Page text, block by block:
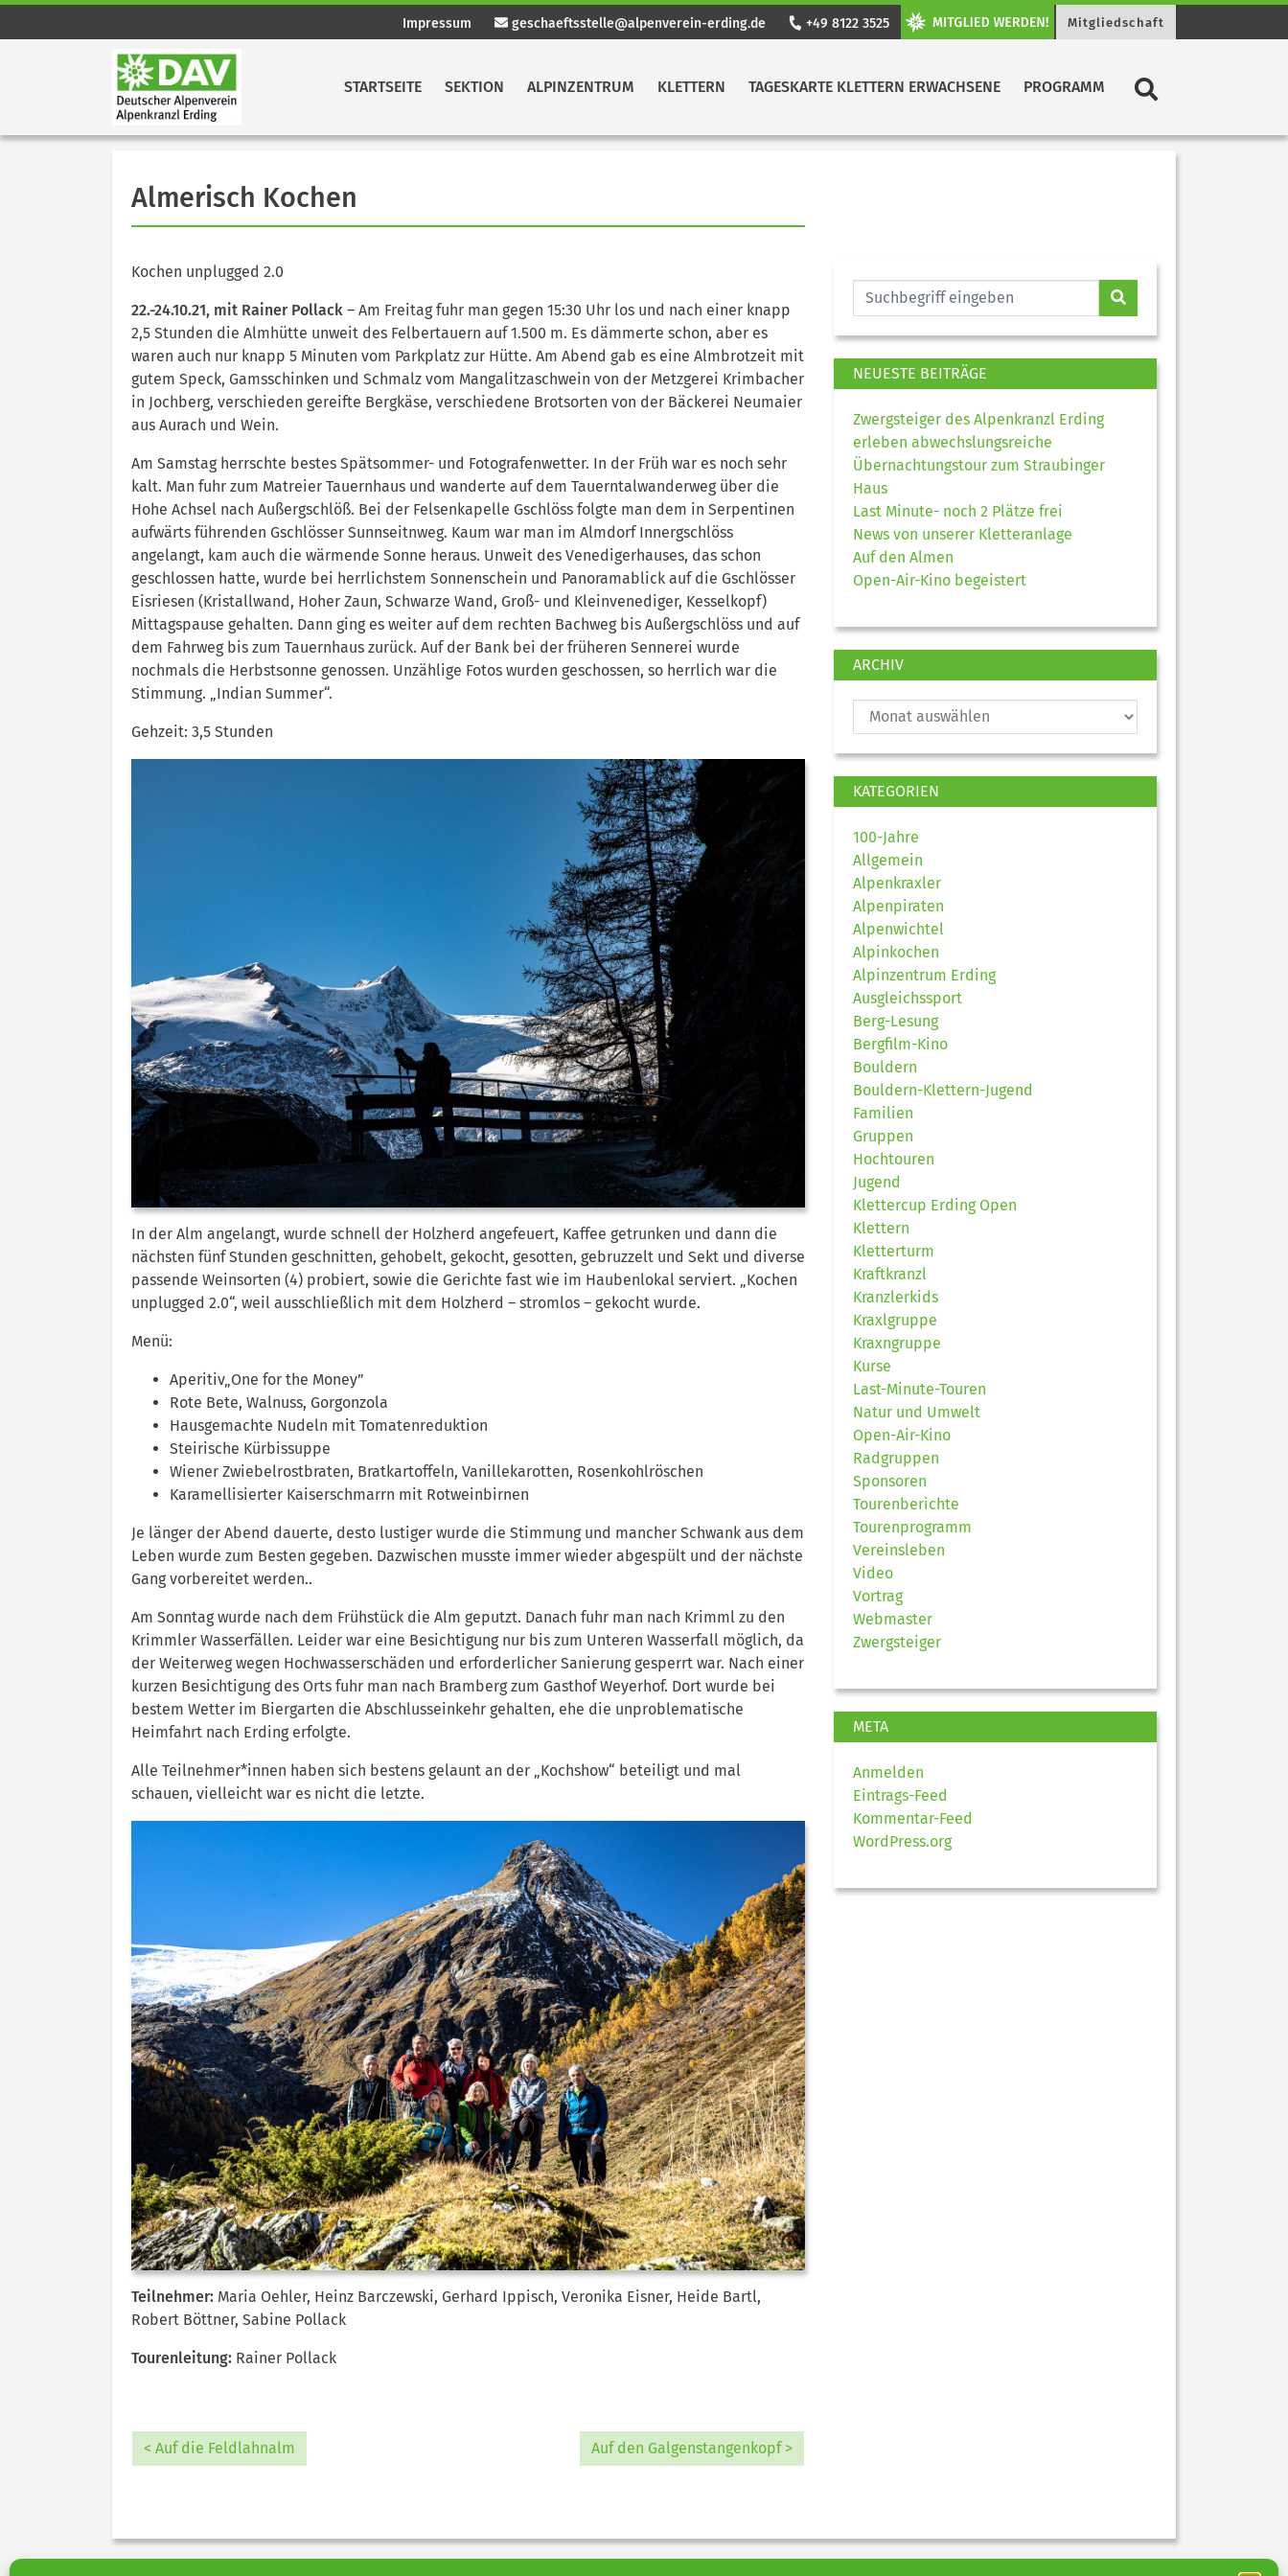
Impressum geschaeftsstelle@alpenverein-erding.de +49 8122 3525 Mitgliedschaft
STARTSEITE SEKTION ALPINZENTRUM KLETTERN TAGESKARTE KLETTERN ERWACHSENE PROGRAMM
Almerisch Kochen
Kochen unplugged 2.0
22.-24.10.21, mit Rainer Pollack – Am Freitag fuhr man gegen 15:30 Uhr los und nach einer knapp
2,5 Stunden die Almhütte unweit des Felbertauern auf 1.500 m. Es dämmerte schon, aber es
waren auch nur knapp 5 Minuten vom Parkplatz zur Hütte. Am Abend gab es eine Almbrotzeit mit
gutem Speck, Gamsschinken und Schmalz vom Mangalitzaschwein von der Metzgerei Krimbacher
in Jochberg, verschieden gereifte Bergkäse, verschiedene Brotsorten von der Bäckerei Neumaier
aus Aurach und Wein.
Am Samstag herrschte bestes Spätsommer- und Fotografenwetter. In der Früh war es noch sehr
kalt. Man fuhr zum Matreier Tauernhaus und wanderte auf dem Tauerntalwanderweg über die
Hohe Achsel nach Außergschlöß. Bei der Felsenkapelle Gschlöss folgte man dem in Serpentinen
aufwärts führenden Gschlösser Sunnseitnweg. Kaum war man im Almdorf Innergschlöss
angelangt, kam auch die wärmende Sonne heraus. Unweit des Venedigerhauses, das schon
geschlossen hatte, wurde bei herrlichstem Sonnenschein und Panoramablick auf die Gschlösser
Eisriesen (Kristallwand, Hoher Zaun, Schwarze Wand, Groß- und Kleinvenediger, Kesselkopf)
Mittagspause gehalten. Dann ging es weiter auf dem rechten Bachweg bis Außergschlöss und auf
dem Fahrweg bis zum Tauernhaus zurück. Auf der Bank bei der früheren Sennerei wurde
nochmals die Herbstsonne genossen. Unzählige Fotos wurden geschossen, so herrlich war die
Stimmung. „Indian Summer“.
Gehzeit: 3,5 Stunden
In der Alm angelangt, wurde schnell der Holzherd angefeuert, Kaffee getrunken und dann die
nächsten fünf Stunden geschnitten, gehobelt, gekocht, gesotten, gebruzzelt und Sekt und diverse
passende Weinsorten (4) probiert, sowie die Gerichte fast wie im Haubenlokal serviert. „Kochen
unplugged 2.0“, weil ausschließlich mit dem Holzherd – stromlos – gekocht wurde.
Menü:
Aperitiv„One for the Money”
Rote Bete, Walnuss, Gorgonzola
Hausgemachte Nudeln mit Tomatenreduktion
Steirische Kürbissuppe
Wiener Zwiebelrostbraten, Bratkartoffeln, Vanillekarotten, Rosenkohlröschen
Karamellisierter Kaiserschmarrn mit Rotweinbirnen
Je länger der Abend dauerte, desto lustiger wurde die Stimmung und mancher Schwank aus dem
Leben wurde zum Besten gegeben. Dazwischen musste immer wieder abgespült und der nächste
Gang vorbereitet werden..
Am Sonntag wurde nach dem Frühstück die Alm geputzt. Danach fuhr man nach Krimml zu den
Krimmler Wasserfällen. Leider war eine Besichtigung nur bis zum Unteren Wasserfall möglich, da
der Weiterweg wegen Hochwasserschäden und erforderlicher Sanierung gesperrt war. Nach einer
kurzen Besichtigung des Orts fuhr man nach Bramberg zum Gasthof Weyerhof. Dort wurde bei
bestem Wetter im Biergarten die Abschlusseinkehr gehalten, ehe die unproblematische
Heimfahrt nach Erding erfolgte.
Alle Teilnehmer*innen haben sich bestens gelaunt an der „Kochshow“ beteiligt und mal
schauen, vielleicht war es nicht die letzte.
Teilnehmer: Maria Oehler, Heinz Barczewski, Gerhard Ippisch, Veronika Eisner, Heide Bartl,
Robert Böttner, Sabine Pollack
Tourenleitung: Rainer Pollack
< Auf die Feldlahnalm Auf den Galgenstangenkopf >
NEUESTE BEITRÄGE
Zwergsteiger des Alpenkranzl Erding
erleben abwechslungsreiche
Übernachtungstour zum Straubinger
Haus
Last Minute- noch 2 Plätze frei
News von unserer Kletteranlage
Auf den Almen
Open-Air-Kino begeistert
ARCHIV
KATEGORIEN
100-Jahre
Allgemein
Alpenkraxler
Alpenpiraten
Alpenwichtel
Alpinkochen
Alpinzentrum Erding
Ausgleichssport
Berg-Lesung
Bergfilm-Kino
Bouldern
Bouldern-Klettern-Jugend
Familien
Gruppen
Hochtouren
Jugend
Klettercup Erding Open
Klettern
Kletterturm
Kraftkranzl
Kranzlerkids
Kraxlgruppe
Kraxngruppe
Kurse
Last-Minute-Touren
Natur und Umwelt
Open-Air-Kino
Radgruppen
Sponsoren
Tourenberichte
Tourenprogramm
Vereinsleben
Video
Vortrag
Webmaster
Zwergsteiger
META
Anmelden
Eintrags-Feed
Kommentar-Feed
WordPress.org